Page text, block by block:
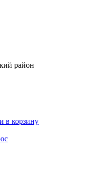
район
в корзину